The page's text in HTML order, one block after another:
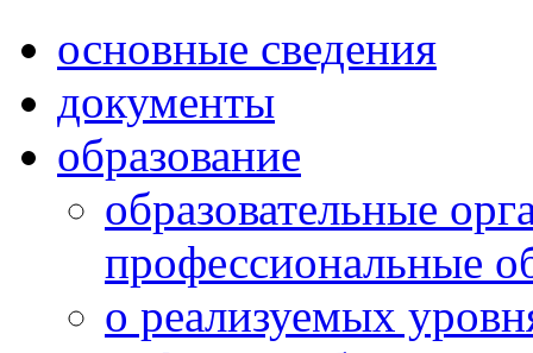
основные сведения
документы
образование
образовательные
профессиональные
о реализуемых